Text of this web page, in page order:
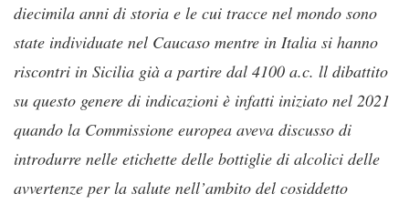
diecimila anni di storia e le cui tracce nel mondo sono
state individuate nel Caucaso mentre in Italia si hanno
riscontri in Sicilia già a partire dal 4100 a.c. ll dibattito
su questo genere di indicazioni è infatti iniziato nel 2021
quando la Commissione europea aveva discusso di
introdurre nelle etichette delle bottiglie di alcolici delle
avvertenze per la salute nell’ambito del cosiddetto